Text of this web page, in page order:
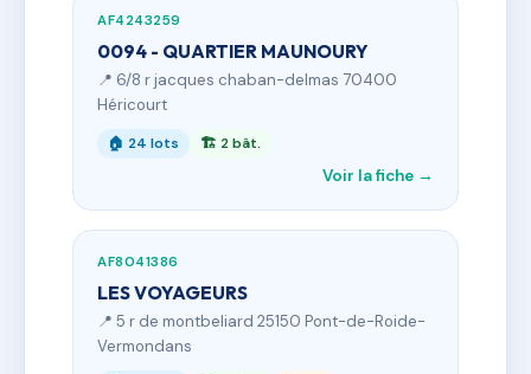
AF4243259
0094 - QUARTIER MAUNOURY
📍 6/8 r jacques chaban-delmas 70400
Héricourt
🏠 24 lots 🏗 2 bât.
Voir la fiche →
AF8041386
LES VOYAGEURS
📍 5 r de montbeliard 25150 Pont-de-Roide-
Vermondans